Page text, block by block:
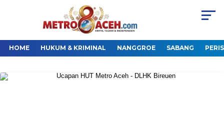
HOME HUKUM & KRIMINAL NANGGROE SABANG